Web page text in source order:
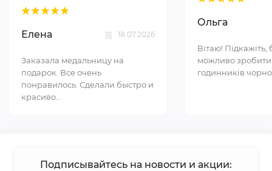
Елена 18.07.2026
Заказала медальницу на
подарок. Все очень
понравилось. Сделали быстро и
красиво...
Ольга
Вітаю! Підкажіть,
можливо
годинників
Подписывайтесь на новости и акции: